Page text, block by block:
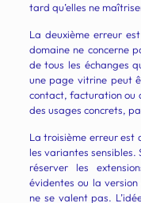
tard qu’elles ne
La deuxième erreur
domaine ne concerne
de tous les échanges
une page vitrine peut
contact, facturation ou
des usages concrets,
La troisième erreur est
les variantes
réserver les
évidentes ou la
ne se valent pas.